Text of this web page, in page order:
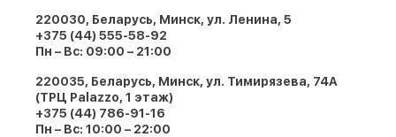
220030, Беларусь, Минск, ул. Ленина, 5
+375 (44) 555-58-92
Пн – Вс: 09:00 – 21:00
220035, Беларусь, Минск, ул. Тимирязева, 74A
(ТРЦ Palazzo, 1 этаж)
+375 (44) 786-91-16
Пн – Вс: 10:00 – 22:00